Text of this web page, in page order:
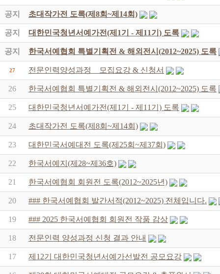
공지 초대작가전 도록(제8회~제14회)
공지 대한민국청년서예가전(제1기 - 제11기) 도록
공지 한국서예협회 특별기획전 & 해외전시(2012~2025) 도록
27 전문인력양성과정 _ 모집요강 & 신청서
26 한국서예협회 특별기획전 & 해외전시(2012~2025) 도록
25 대한민국청년서예가전(제1기 - 제11기) 도록
24 초대작가전 도록(제8회~제14회)
23 대한민국서예대전 도록(제25회~제37회)
22 한국서예지(제28~제36호)
21 한국서예협회 회원전 도록(2012~2025년)
20 ### 한국서예협회 발간서적(2012~2025) 전체입니다.
19 ### 2025 한국서예협회 회원전 작품 감상
18 전문인력 양성과정 신청 결과 안내
17 제12기 대한민국청년서예가선발전 공모요강